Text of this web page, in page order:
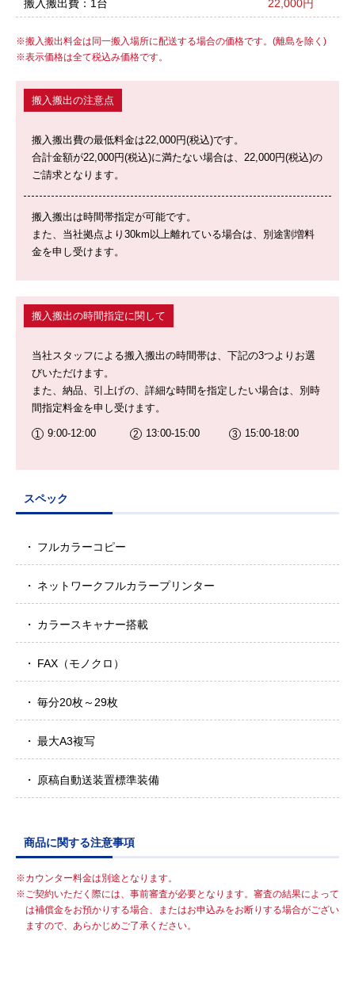
搬入搬出費：1台 22,000円
搬入搬出料金は同一搬入場所に配送する場合の価格です。(離島を除く)
表示価格は全て税込み価格です。
搬入搬出の注意点
搬入搬出費の最低料金は22,000円(税込)です。
合計金額が22,000円(税込)に満たない場合は、22,000円(税込)の
ご請求となります。
搬入搬出は時間帯指定が可能です。
また、当社拠点より30km以上離れている場合は、別途割増料
金を申し受けます。
搬入搬出の時間指定に関して
当社スタッフによる搬入搬出の時間帯は、下記の3つよりお選
びいただけます。
また、納品、引上げの、詳細な時間を指定したい場合は、別時
間指定料金を申し受けます。
9:00-12:00 13:00-15:00 15:00-18:00
スペック
フルカラーコピー
ネットワークフルカラープリンター
カラースキャナー搭載
FAX（モノクロ）
毎分20枚～29枚
最大A3複写
原稿自動送装置標準装備
商品に関する注意事項
カウンター料金は別途となります。
ご契約いただく際には、事前審査が必要となります。審査の結果によって
は補償金をお預かりする場合、またはお申込みをお断りする場合がござい
ますので、あらかじめご了承ください。